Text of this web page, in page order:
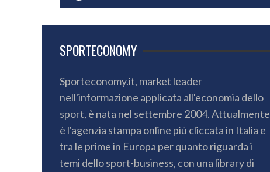
SPORTECONOMY
Sporteconomy.it, market leader
nell'informazione applicata all'economia dello
sport, è nata nel settembre 2004. Attualmente
è l'agenzia stampa online più cliccata in Italia e
tra le prime in Europa per quanto riguarda i
temi dello sport-business, con una library di